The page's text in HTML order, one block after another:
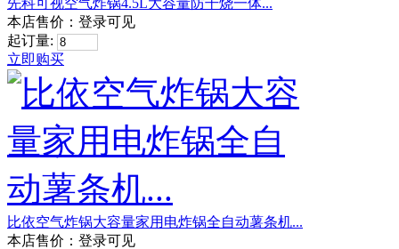
本店售价： 登录可见
起订量:
立即购买
比依空气炸锅大容量家用电炸锅全自动薯条机...
本店售价： 登录可见